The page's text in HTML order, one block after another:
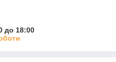
до 18:00